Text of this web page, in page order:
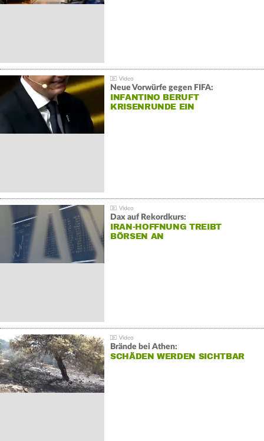
Neue Vorwürfe gegen FIFA:
INFANTINO BERUFT
KRISENRUNDE EIN
Dax auf Rekordkurs:
IRAN-HOFFNUNG TREIBT
BÖRSEN AN
Brände bei Athen:
SCHÄDEN WERDEN SICHTBAR